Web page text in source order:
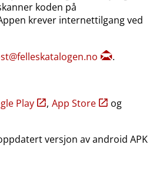
koden på
krever internettilgang ved
.
Play , App Store
og
versjon av android APK